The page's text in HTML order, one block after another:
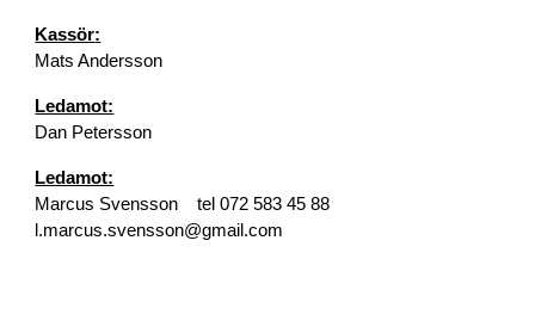
Kassör:
Mats Andersson
Ledamot:
Dan Petersson
Ledamot:
Marcus Svensson tel 072 583 45 88
l.marcus.svensson@gmail.com